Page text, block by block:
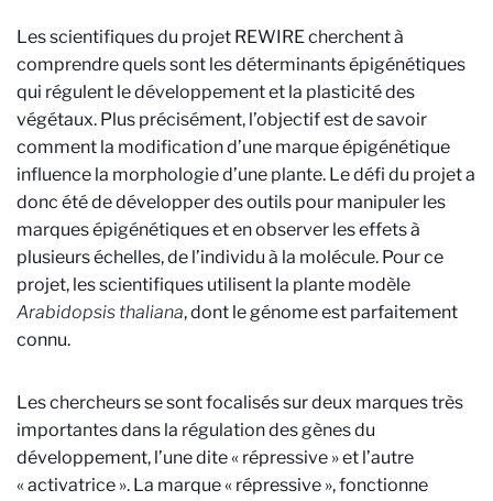
Les scientifiques du projet REWIRE cherchent à
comprendre quels sont les déterminants épigénétiques
qui régulent le développement et la plasticité des
végétaux. Plus précisément, l’objectif est de savoir
comment la modification d’une marque épigénétique
influence la morphologie d’une plante. Le défi du projet a
donc été de développer des outils pour manipuler les
marques épigénétiques et en observer les effets à
plusieurs échelles, de l’individu à la molécule. Pour ce
projet, les scientifiques utilisent la plante modèle
Arabidopsis thaliana, dont le génome est parfaitement
connu.
Les chercheurs se sont focalisés sur deux marques très
importantes dans la régulation des gènes du
développement, l’une dite « répressive » et l’autre
« activatrice ». La marque « répressive », fonctionne